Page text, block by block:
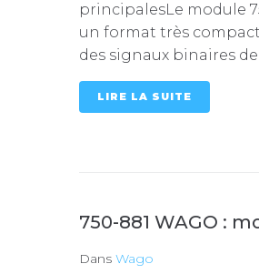
principalesLe module
un format très
des signaux binaires
LIRE LA SUITE
750-881 WAGO :
Dans Wago